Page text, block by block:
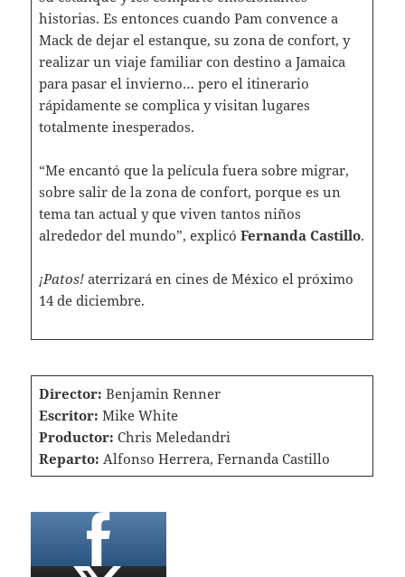
historias. Es entonces cuando Pam convence a
Mack de dejar el estanque, su zona de confort, y
realizar un viaje familiar con destino a Jamaica
para pasar el invierno… pero el itinerario
rápidamente se complica y visitan lugares
totalmente inesperados.
“Me encantó que la película fuera sobre migrar,
sobre salir de la zona de confort, porque es un
tema tan actual y que viven tantos niños
alrededor del mundo”, explicó Fernanda Castillo.
¡Patos!aterrizará en cines de México el próximo
14 de diciembre.
Director: Benjamin Renner
Escritor: Mike White
Productor: Chris Meledandri
Reparto: Alfonso Herrera, Fernanda Castillo